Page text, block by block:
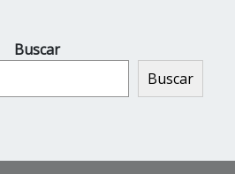
Buscar
Buscar